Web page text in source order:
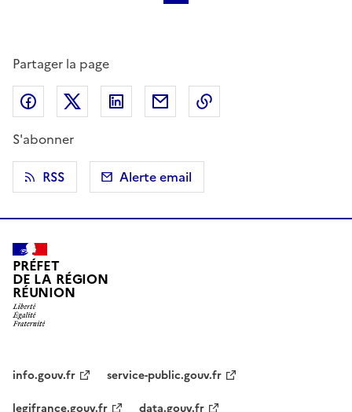
Partager la page
Partager sur Facebook
Partager sur X (anciennement Twitter)
Partager sur LinkedIn
Partager par email
S'abonner
RSS
Alerte email
PRÉFET
DE LA RÉGION
RÉUNION
info.gouv.fr
service-public.gouv.fr